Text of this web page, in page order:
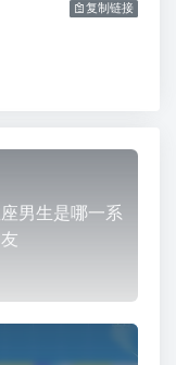
复制链接
男生是哪一系